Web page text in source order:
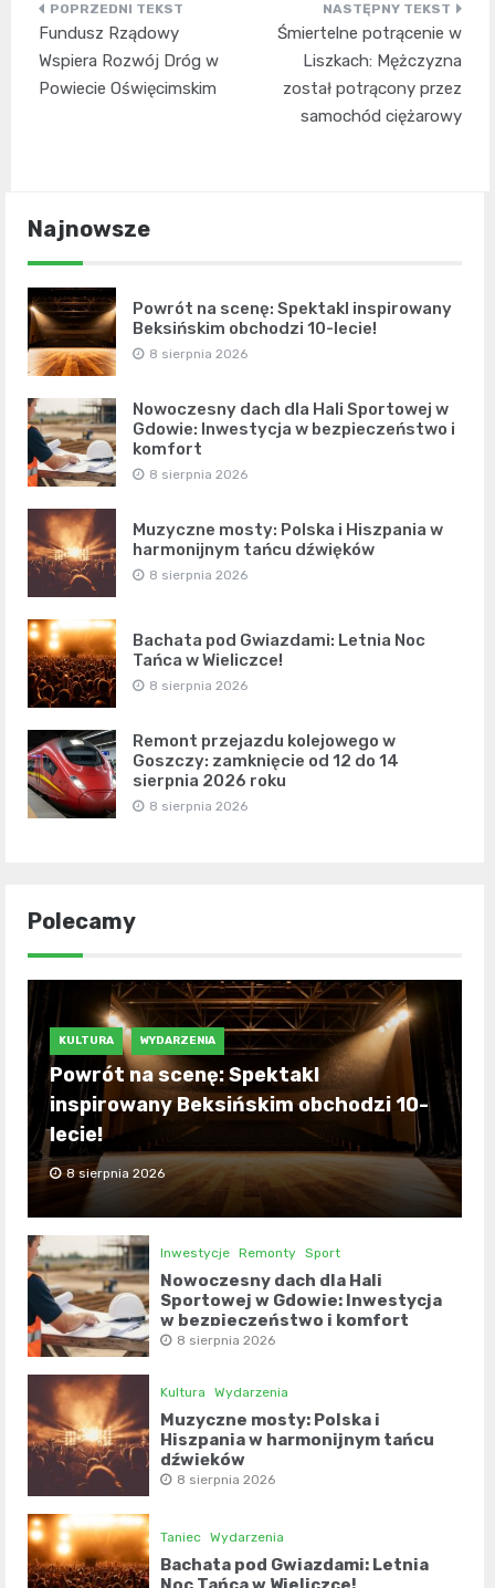
Nawigacja
wpisu
Fundusz Rządowy
Wspiera Rozwój Dróg w
Powiecie Oświęcimskim
Śmiertelne potrącenie w
Liszkach: Mężczyzna
został potrącony przez
samochód ciężarowy
Najnowsze
Powrót na scenę: Spektakl inspirowany
Beksińskim obchodzi 10-lecie!
8 sierpnia 2026
Nowoczesny dach dla Hali Sportowej w
Gdowie: Inwestycja w bezpieczeństwo i
komfort
8 sierpnia 2026
Muzyczne mosty: Polska i Hiszpania w
harmonijnym tańcu dźwięków
8 sierpnia 2026
Bachata pod Gwiazdami: Letnia Noc
Tańca w Wieliczce!
8 sierpnia 2026
Remont przejazdu kolejowego w
Goszczy: zamknięcie od 12 do 14
sierpnia 2026 roku
8 sierpnia 2026
Polecamy
KULTURA WYDARZENIA
Powrót na scenę: Spektakl
inspirowany Beksińskim obchodzi 10-
lecie!
8 sierpnia 2026
Inwestycje Remonty Sport
Nowoczesny dach dla Hali
Sportowej w Gdowie: Inwestycja
w bezpieczeństwo i komfort
8 sierpnia 2026
Kultura Wydarzenia
Muzyczne mosty: Polska i
Hiszpania w harmonijnym tańcu
dźwięków
8 sierpnia 2026
Taniec Wydarzenia
Bachata pod Gwiazdami: Letnia